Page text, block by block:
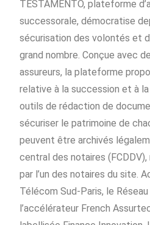
TESTAMENTO, plateforme
successorale, démocratise
sécurisation des volontés et
grand nombre. Conçue avec
assureurs, la plateforme
relative à la succession et à
outils de rédaction de
sécuriser le patrimoine de
peuvent être archivés
central des notaires
par l’un des notaires du site.
Télécom Sud-Paris, le
l’accélérateur French